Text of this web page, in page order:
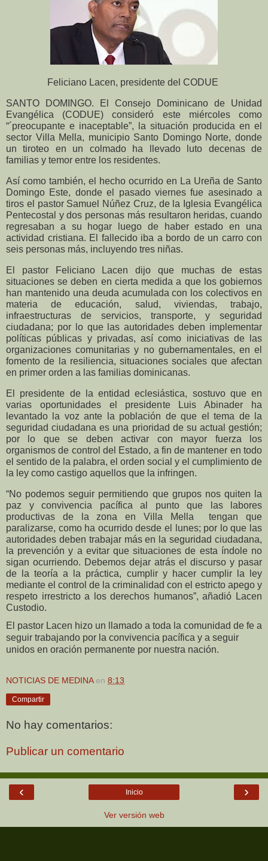
Feliciano Lacen, presidente del CODUE
SANTO DOMINGO. El Consejo Dominicano de Unidad
Evangélica (CODUE) consideró este miércoles como
“´preocupante e inaceptable”, la situación producida en el
sector Villa Mella, municipio Santo Domingo Norte, donde
un tiroteo en un colmado ha llevado luto decenas de
familias y temor entre los residentes.
Así como también, el hecho ocurrido en La Ureña de Santo
Domingo Este, donde el pasado viernes fue asesinado a
tiros el pastor Samuel Núñez Cruz, de la Iglesia Evangélica
Pentecostal y dos personas más resultaron heridas, cuando
regresaban a su hogar luego de haber estado en una
actividad cristiana. El fallecido iba a bordo de un carro con
seis personas más, incluyendo tres niñas.
El pastor Feliciano Lacen dijo que muchas de estas
situaciones se deben en cierta medida a que los gobiernos
han mantenido una deuda acumulada con los colectivos en
materia de educación, salud, viviendas, trabajo,
infraestructuras de servicios, transporte, y seguridad
ciudadana; por lo que las autoridades deben implementar
políticas públicas y privadas, así como iniciativas de las
organizaciones comunitarias y no gubernamentales, en el
fomento de la resiliencia, situaciones sociales que afectan
en primer orden a las familias dominicanas.
El presidente de la entidad eclesiástica, sostuvo que en
varias oportunidades el presidente Luis Abinader ha
levantado la voz ante la población de que el tema de la
seguridad ciudadana es una prioridad de su actual gestión;
por lo que se deben activar con mayor fuerza los
organismos de control del Estado, a fin de mantener en todo
el sentido de la palabra, el orden social y el cumplimiento de
la ley como castigo aquellos que la infringen.
“No podemos seguir permitiendo que grupos nos quiten la
paz y convivencia pacífica al punto que las labores
productivas de la zona en Villa Mella tengan que
paralizarse, como ha ocurrido desde el lunes; por lo que las
autoridades deben trabajar más en la seguridad ciudadana,
la prevención y a evitar que situaciones de esta índole no
sigan ocurriendo. Debemos dejar atrás el discurso y pasar
de la teoría a la práctica, cumplir y hacer cumplir la ley
mediante el control de la criminalidad con el estricto apego y
respeto irrestricto a los derechos humanos”, añadió Lacen
Custodio.
El pastor Lacen hizo un llamado a toda la comunidad de fe a
seguir trabajando por la convivencia pacífica y a seguir
unidos en oración permanente por nuestra nación.
NOTICIAS DE MEDINA en 8:13
Compartir
No hay comentarios:
Publicar un comentario
‹ ›
Inicio
Ver versión web